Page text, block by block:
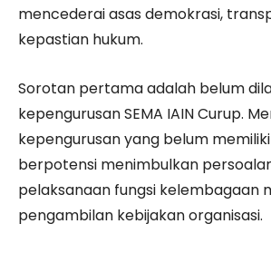
mencederai asas demokrasi,
kepastian hukum.
Sorotan pertama adalah belum
kepengurusan SEMA IAIN Curup.
kepengurusan yang belum
berpotensi menimbulkan
pelaksanaan fungsi kelembagaan
pengambilan kebijakan organisasi.